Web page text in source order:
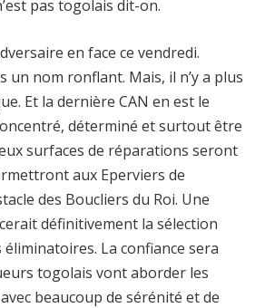
pas togolais dit-on.
en face ce vendredi.
un nom ronflant. Mais, il n’y a plus
Et la dernière CAN en est le
déterminé et surtout être
surfaces de réparations seront
aux Eperviers de
des Boucliers du Roi. Une
définitivement la sélection
La confiance sera
togolais vont aborder les
beaucoup de sérénité et de